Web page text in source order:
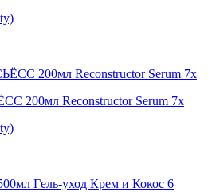
200мл Reconstructor Serum 7x